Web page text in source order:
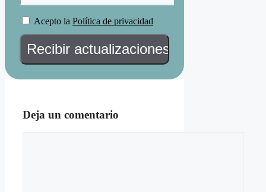
Acepto la Política de privacidad
Deja un comentario